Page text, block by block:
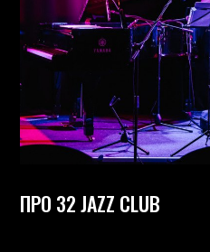
ПРО 32 JAZZ CLUB